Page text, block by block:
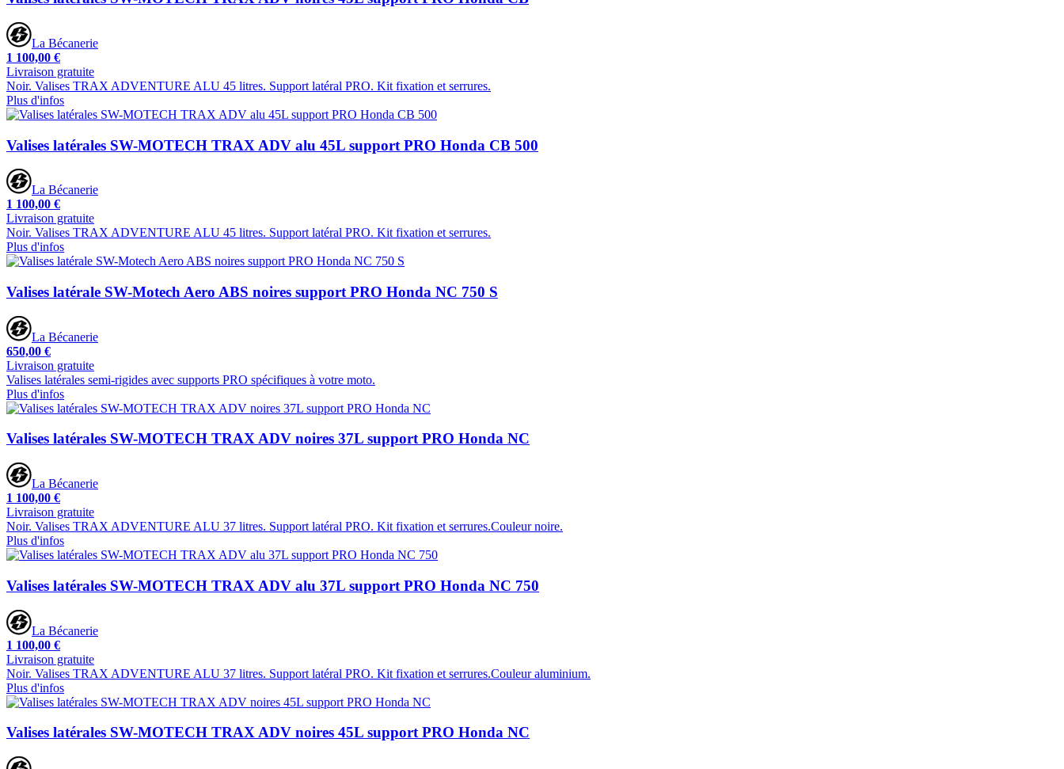
La Bécanerie
1 100,00 €
Livraison gratuite
Noir. Valises TRAX ADVENTURE ALU 45 litres. Support latéral PRO. Kit fixation et serrures.
Plus d'infos
Valises latérales SW-MOTECH TRAX ADV alu 45L support PRO Honda CB 500
La Bécanerie
1 100,00 €
Livraison gratuite
Noir. Valises TRAX ADVENTURE ALU 45 litres. Support latéral PRO. Kit fixation et serrures.
Plus d'infos
Valises latérale SW-Motech Aero ABS noires support PRO Honda NC 750 S
La Bécanerie
650,00 €
Livraison gratuite
Valises latérales semi-rigides avec supports PRO spécifiques à votre moto.
Plus d'infos
Valises latérales SW-MOTECH TRAX ADV noires 37L support PRO Honda NC
La Bécanerie
1 100,00 €
Livraison gratuite
Noir. Valises TRAX ADVENTURE ALU 37 litres. Support latéral PRO. Kit fixation et serrures.Couleur noire.
Plus d'infos
Valises latérales SW-MOTECH TRAX ADV alu 37L support PRO Honda NC 750
La Bécanerie
1 100,00 €
Livraison gratuite
Noir. Valises TRAX ADVENTURE ALU 37 litres. Support latéral PRO. Kit fixation et serrures.Couleur aluminium.
Plus d'infos
Valises latérales SW-MOTECH TRAX ADV noires 45L support PRO Honda NC